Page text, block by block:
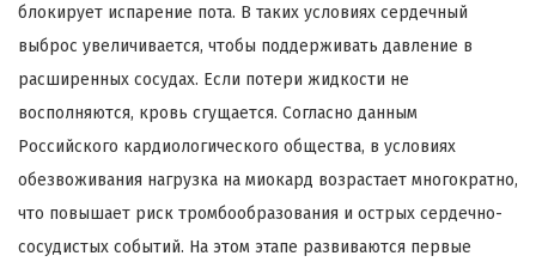
блокирует испарение пота. В таких условиях сердечный
выброс увеличивается, чтобы поддерживать давление в
расширенных сосудах. Если потери жидкости не
восполняются, кровь сгущается. Согласно данным
Российского кардиологического общества, в условиях
обезвоживания нагрузка на миокард возрастает многократно,
что повышает риск тромбообразования и острых сердечно-
сосудистых событий. На этом этапе развиваются первые